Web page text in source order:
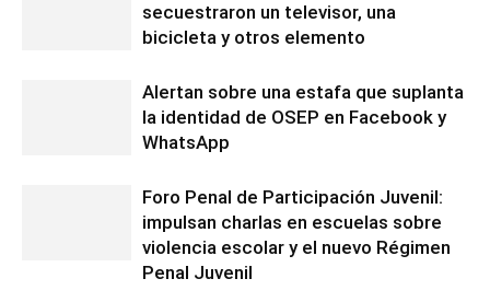
secuestraron un televisor, una
bicicleta y otros elemento
Alertan sobre una estafa que suplanta
la identidad de OSEP en Facebook y
WhatsApp
Foro Penal de Participación Juvenil:
impulsan charlas en escuelas sobre
violencia escolar y el nuevo Régimen
Penal Juvenil